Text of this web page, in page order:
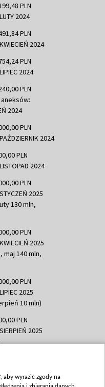
PLN
2024
PLN
2024
PLN
2024
PLN
2024
PLN
2024
PLN
2024
PLN
2025
130 mln,
PLN
2025
maj 140 mln,
PLN
2025
10 mln)
PLN
2025
PLN
październik 350
aby wyrazić zgody na